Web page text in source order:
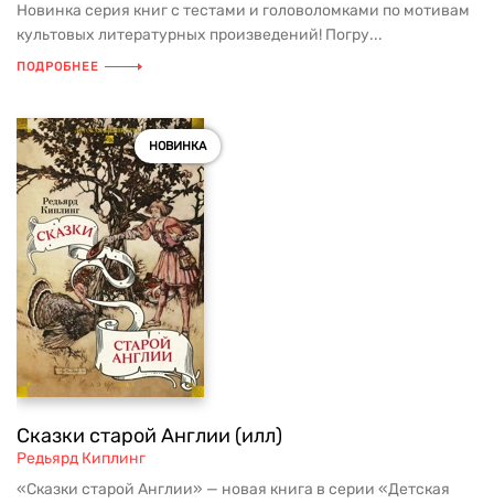
Новинка серия книг с тестами и головоломками по мотивам
культовых литературных произведений! Погру...
ПОДРОБНЕЕ
НОВИНКА
Сказки старой Англии (илл)
Редьярд Киплинг
«Сказки старой Англии» — новая книга в серии «Детская